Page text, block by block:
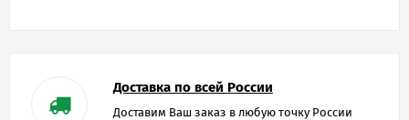
Доставка по всей России
Доставим Ваш заказ в любую точку России